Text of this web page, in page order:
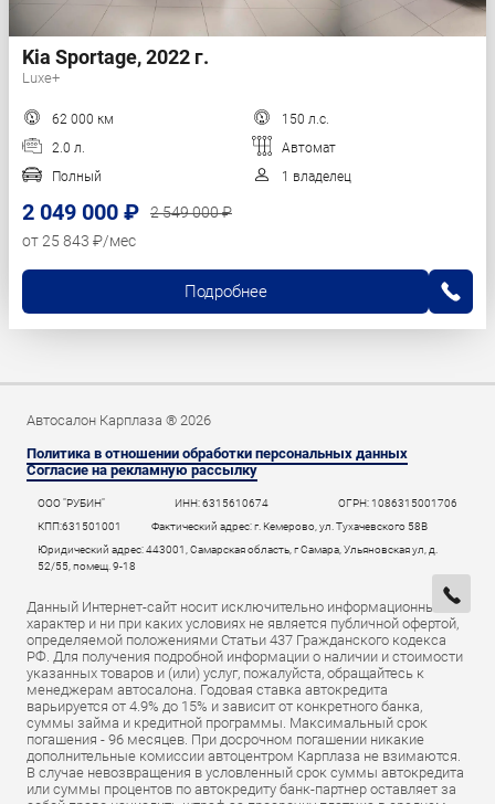
Kia Sportage, 2022 г.
Luxe+
62 000 км
150 л.с.
2.0 л.
Автомат
Полный
1 владелец
2 049 000 ₽
2 549 000 ₽
от 25 843 ₽/мес
Подробнее
Автосалон Карплаза ® 2026
Политика в отношении обработки персональных данных
Согласие на рекламную рассылку
ООО "РУБИН" ИНН: 6315610674
ОГРН: 1086315001706
КПП:631501001
Фактический адрес: г. Кемерово, ул. Тухачевского 58В
Юридический адрес: 443001, Самарская область, г Самара, Ульяновская ул, д.
52/55, помещ. 9-18
Данный Интернет-сайт носит исключительно информационный
характер и ни при каких условиях не является публичной офертой,
определяемой положениями Статьи 437 Гражданского кодекса
РФ. Для получения подробной информации о наличии и стоимости
указанных товаров и (или) услуг, пожалуйста, обращайтесь к
менеджерам автосалона. Годовая ставка автокредита
варьируется от 4.9% до 15% и зависит от конкретного банка,
суммы займа и кредитной программы. Максимальный срок
погашения - 96 месяцев. При досрочном погашении никакие
дополнительные комиссии автоцентром Карплаза не взимаются.
В случае невозвращения в условленный срок суммы автокредита
или суммы процентов по автокредиту банк-партнер оставляет за